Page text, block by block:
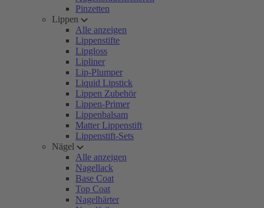
Pinzetten
Lippen
Alle anzeigen
Lippenstifte
Lipgloss
Lipliner
Lip-Plumper
Liquid Lipstick
Lippen Zubehör
Lippen-Primer
Lippenbalsam
Matter Lippenstift
Lippenstift-Sets
Nägel
Alle anzeigen
Nagellack
Base Coat
Top Coat
Nagelhärter